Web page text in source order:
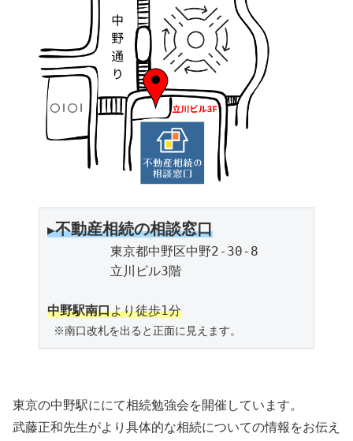
▶︎不動産相続の相談窓口
東京都中野区中野2-30-8
立川ビル3階
中野駅南口
※南口改札を出ると正面に見えます。
東京の中野駅ににて相続勉強会を開催しています。
武藤正和先生がより具体的な相続についての情報をお伝え